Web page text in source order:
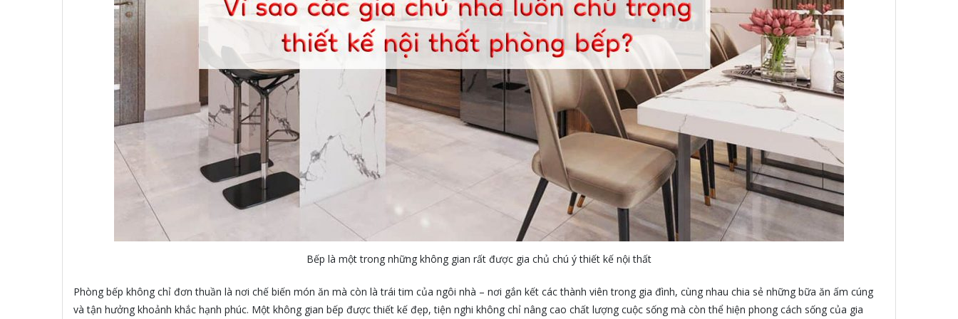
Bếp là một trong những không gian rất được gia chủ chú ý thiết kế nội thất
Phòng bếp không chỉ đơn thuần là nơi chế biến món ăn mà còn là trái tim của ngôi nhà – nơi gắn kết các thành viên trong gia đình, cùng nhau chia sẻ những bữa ăn ấm cúng
và tận hưởng khoảnh khắc hạnh phúc. Một không gian bếp được thiết kế đẹp, tiện nghi không chỉ nâng cao chất lượng cuộc sống mà còn thể hiện phong cách sống của gia